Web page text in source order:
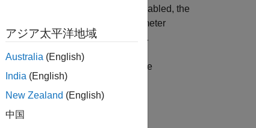
have zero-crossing detection enabled, the
an iterative process. This parameter
a single simulation time step.
use this parameter and the
アジア太平洋地域
Australia (English)
India (English)
New Zealand (English)
中国